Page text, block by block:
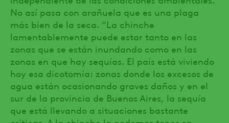
No así pasa con arañuela que es una plaga
más bien de la seca. “La chinche
lamentablemente puede estar tanto en las
zonas que se están inundando como en las
zonas en que hay sequías. El país está viviendo
hoy esa dicotomía: zonas donde los excesos de
agua están ocasionando graves daños y en el
sur de la provincia de Buenos Aires, la sequía
que está llevando a situaciones bastante